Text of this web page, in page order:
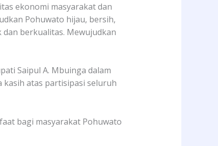
ekonomi masyarakat dan
Pohuwato hijau, bersih,
berkualitas. Mewujudkan
Saipul A. Mbuinga dalam
atas partisipasi seluruh
bagi masyarakat Pohuwato